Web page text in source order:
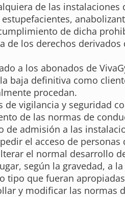
de las
de dicha
de los derechos
a los abonados de
baja definitiva como
procedan.
vigilancia y seguridad
de las normas de
admisión a las
el acceso de
el normal desarrollo
según la gravedad, a
tipo que fueran
y modificar las normas